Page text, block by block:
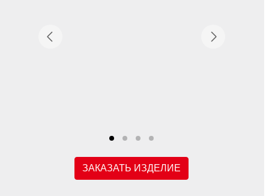
ЗАКАЗАТЬ ИЗДЕЛИЕ